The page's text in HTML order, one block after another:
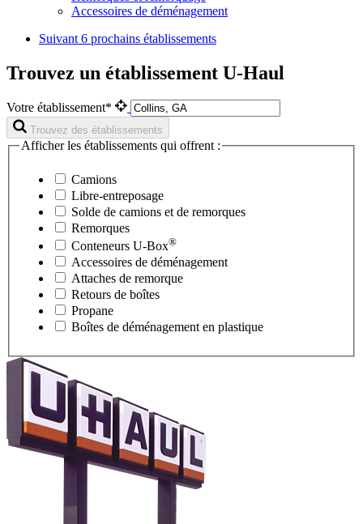
Accessoires de déménagement
Suivant 6 prochains établissements
Trouvez un établissement U-Haul
Votre établissement*
Trouvez des établissements
Afficher les établissements qui offrent :
Camions
Libre-entreposage
Solde de camions et de remorques
Remorques
Conteneurs U-Box®
Accessoires de déménagement
Attaches de remorque
Retours de boîtes
Propane
Boîtes de déménagement en plastique